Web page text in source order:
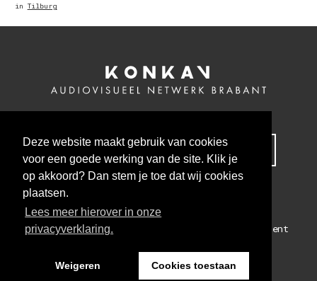
Deze website maakt gebruik van cookies
voor een goede werking van de site. Klik je
op akkoord? Dan stem je toe dat wij cookies
plaatsen.
Lees meer hierover in onze
privacyverklaring.
Weigeren Cookies toestaan
in Tilburg
MELD JE NU AAN VOOR ONZE NIEUWSBRIEF
Colofon Algemene voorwaarden Privacy statement